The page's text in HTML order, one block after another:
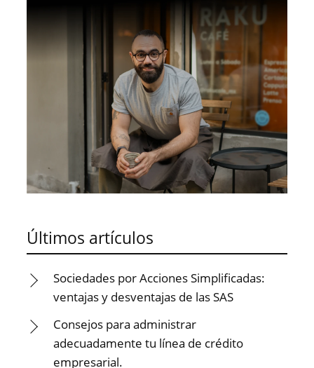
Últimos artículos
Sociedades por Acciones Simplificadas:
ventajas y desventajas de las SAS
Consejos para administrar
adecuadamente tu línea de crédito
empresarial.